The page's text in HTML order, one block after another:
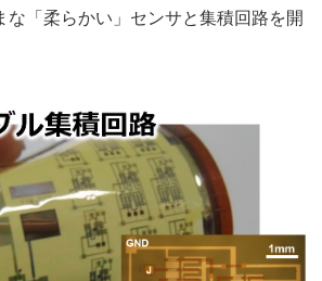
な「柔らかい」センサと集積回路を開